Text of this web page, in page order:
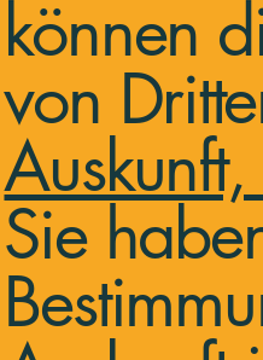
können
von
Sie